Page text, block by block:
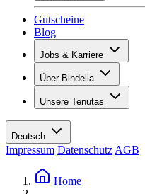
Vinotecas
Inspiration
Weinwissen
Übersicht
Gipsen
Gutscheine
Blog
Jobs & Karriere
Übersicht
Offene Stellen
Ihre Vorteile
Werte
Über Bindella
Geschichte
Les Moby Dicks
Kontakte
Nachhaltigkeit
Unsere Tenutas
Deutsch
Impressum Datenschutz AGB
Home